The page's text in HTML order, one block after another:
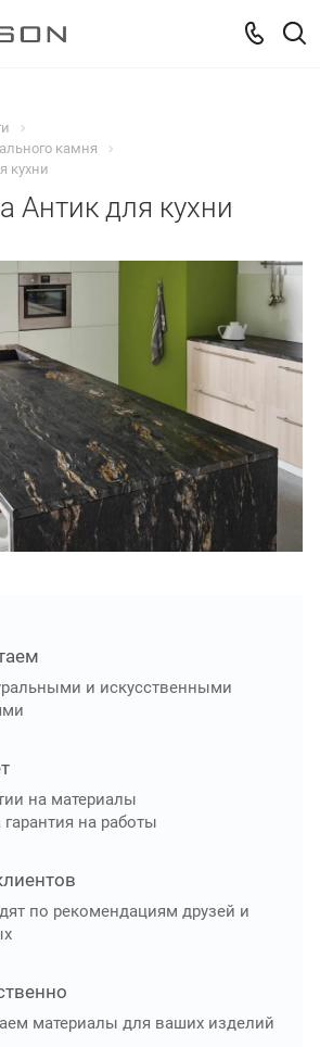
камня
кухни
Антик для кухни
и искусственными
на материалы
гарантия на работы
по рекомендациям друзей и
материалы для ваших изделий